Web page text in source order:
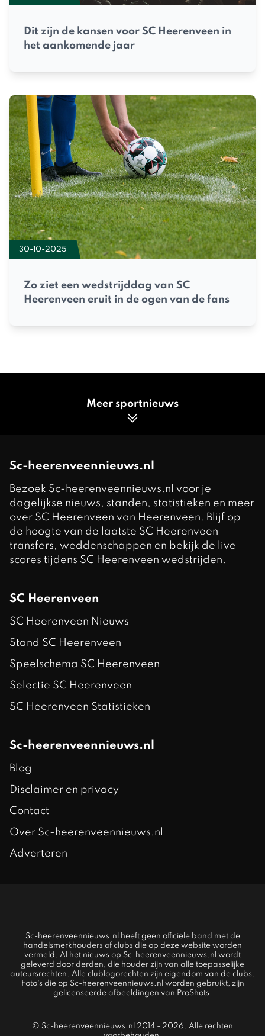
Dit zijn de kansen voor SC Heerenveen in
het aankomende jaar
30-10-2025
Zo ziet een wedstrijddag van SC
Heerenveen eruit in de ogen van de fans
Meer sportnieuws
Sc-heerenveennieuws.nl
Bezoek Sc-heerenveennieuws.nl voor je
dagelijkse nieuws, standen, statistieken en meer
over SC Heerenveen van Heerenveen. Blijf op
de hoogte van de laatste SC Heerenveen
transfers, weddenschappen en bekijk de live
scores tijdens SC Heerenveen wedstrijden.
SC Heerenveen
SC Heerenveen Nieuws
Stand SC Heerenveen
Speelschema SC Heerenveen
Selectie SC Heerenveen
SC Heerenveen Statistieken
Sc-heerenveennieuws.nl
Blog
Disclaimer en privacy
Contact
Over Sc-heerenveennieuws.nl
Adverteren
Sc-heerenveennieuws.nl heeft geen officiële band met de
handelsmerkhouders of clubs die op deze website worden
vermeld. Al het nieuws op Sc-heerenveennieuws.nl wordt
geleverd door derden, die houder zijn van alle toepasselijke
auteursrechten. Alle clublogorechten zijn eigendom van de clubs.
Foto's die op Sc-heerenveennieuws.nl worden gebruikt, zijn
gelicenseerde afbeeldingen van ProShots.
© Sc-heerenveennieuws.nl 2014 - 2026. Alle rechten